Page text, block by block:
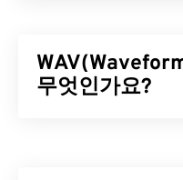
무엇인가요?